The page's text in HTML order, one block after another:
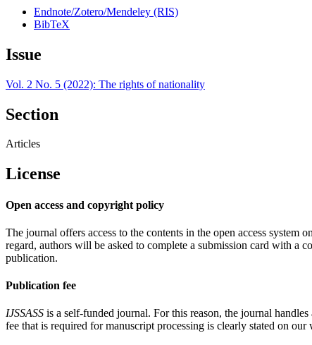
Endnote/Zotero/Mendeley (RIS)
BibTeX
Issue
Vol. 2 No. 5 (2022): The rights of nationality
Section
Articles
License
Open access and copyright policy
The journal offers access to the contents in the open access system
regard, authors will be asked to complete a submission card with a
publication.
Publication fee
IJSSASS is a self-funded journal. For this reason, the journal
fee that is required for manuscript processing is clearly stated on our